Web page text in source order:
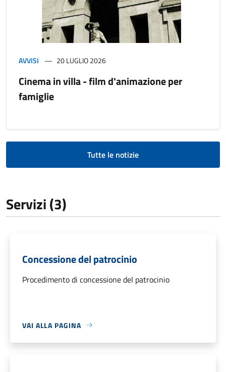
AVVISI 20 LUGLIO 2026
Cinema in villa - film d'animazione per
famiglie
Tutte le notizie
Servizi (3)
Concessione del patrocinio
Procedimento di concessione del patrocinio
VAI ALLA PAGINA